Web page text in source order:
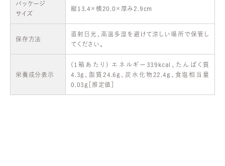
パッケージ
サイズ
縦13.4×横20.0×厚み2.9cm
保存方法
直射日光、高温多湿を避けて涼しい場所で保管し
てください。
栄養成分表示
(1箱あたり) エネルギー339kcal、たんぱく質
4.3g、脂質24.6g、炭水化物22.4g、食塩相当量
0.03g［推定値］